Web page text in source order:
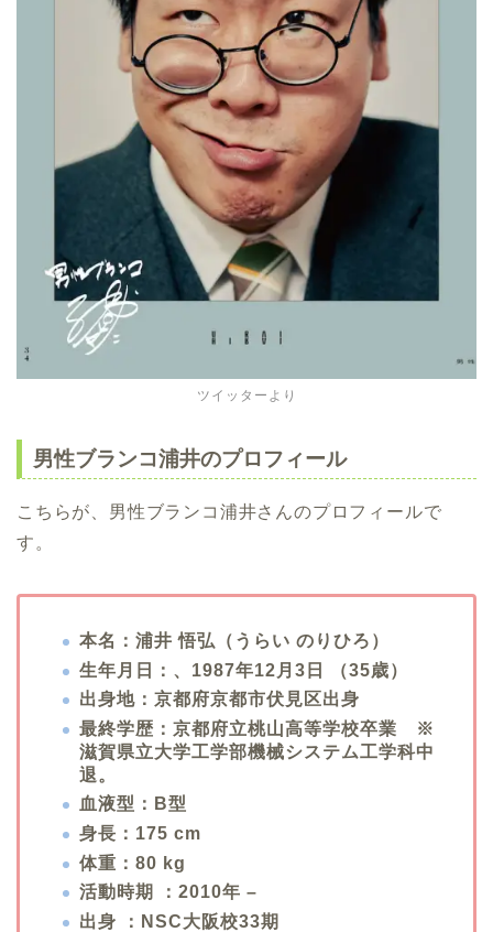
ツイッターより
男性ブランコ浦井のプロフィール
こちらが、男性ブランコ浦井さんのプロフィールで
す。
本名：浦井 悟弘（うらい のりひろ）
生年月日：、1987年12月3日 （35歳）
出身地：京都府京都市伏見区出身
最終学歴：京都府立桃山高等学校卒業 ※
滋賀県立大学工学部機械システム工学科中
退。
血液型：B型
身長：175 cm
体重：80 kg
活動時期 ：2010年 –
出身 ：NSC大阪校33期